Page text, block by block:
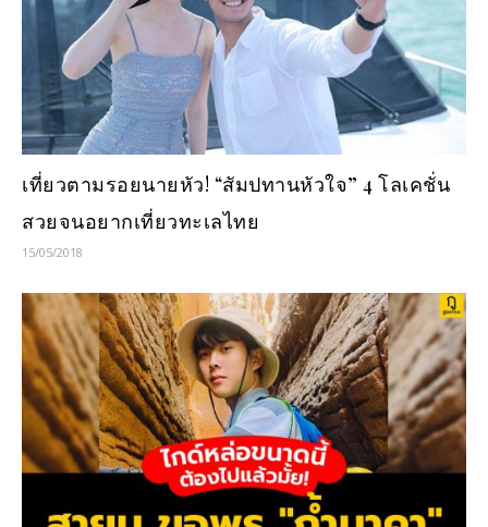
เที่ยวตามรอยนายหัว! “สัมปทานหัวใจ” 4 โลเคชั่น
สวยจนอยากเที่ยวทะเลไทย
15/05/2018